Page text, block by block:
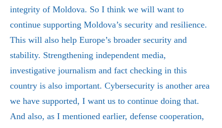
integrity of Moldova. So I think we will want to
continue supporting Moldova’s security and resilience.
This will also help Europe’s broader security and
stability. Strengthening independent media,
investigative journalism and fact checking in this
country is also important. Cybersecurity is another area
we have supported, I want us to continue doing that.
And also, as I mentioned earlier, defense cooperation,